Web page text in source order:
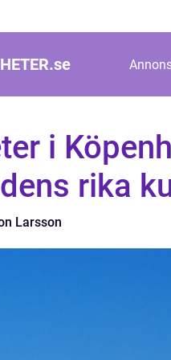
se
i
rika
Larsson